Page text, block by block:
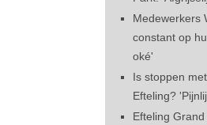
Medewerkers
constant op
oké'
Is stoppen
Efteling?
Efteling